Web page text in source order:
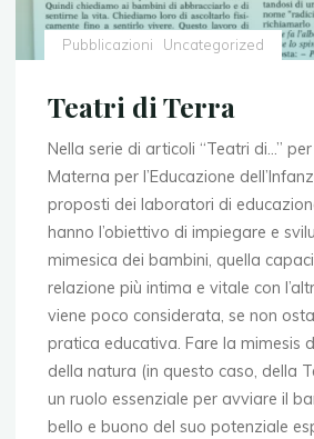
Pubblicazioni Uncategorized
Teatri di Terra
Nella serie di articoli “Teatri di…”
Materna per l’Educazione
proposti dei laboratori di
hanno l’obiettivo di impiegare e
mimesica dei bambini, quella
relazione più intima e vitale con
viene poco considerata, se non
pratica educativa. Fare la mimesis
della natura (in questo caso, della
un ruolo essenziale per avviare il
bello e buono del suo potenziale